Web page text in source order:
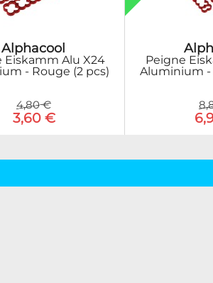
Alphacool
Eiskamm Alu X24
- Rouge (2 pcs)
4,80 €
3,60 €
Peigne
Aluminium -